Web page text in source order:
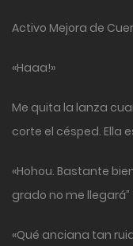
Activo Mejora de
«Haaa!»
Me quita la lanza
corte el césped. Ella
«Hohou. Bastante
grado no me llegará”
«Qué anciana tan